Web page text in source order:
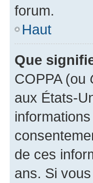
forum.
Haut
Que
COPPA (ou
aux États-
de ces
ans. Si